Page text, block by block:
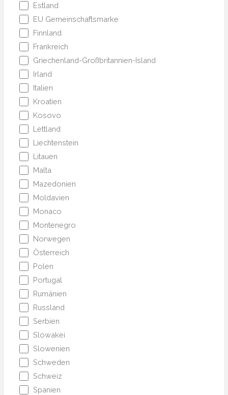
Estland
EU Gemeinschaftsmarke
Finnland
Frankreich
Griechenland-Großbritannien-Island
Irland
Italien
Kroatien
Kosovo
Lettland
Liechtenstein
Litauen
Malta
Mazedonien
Moldavien
Monaco
Montenegro
Norwegen
Österreich
Polen
Portugal
Rumänien
Russland
Serbien
Slowakei
Slowenien
Schweden
Schweiz
Spanien